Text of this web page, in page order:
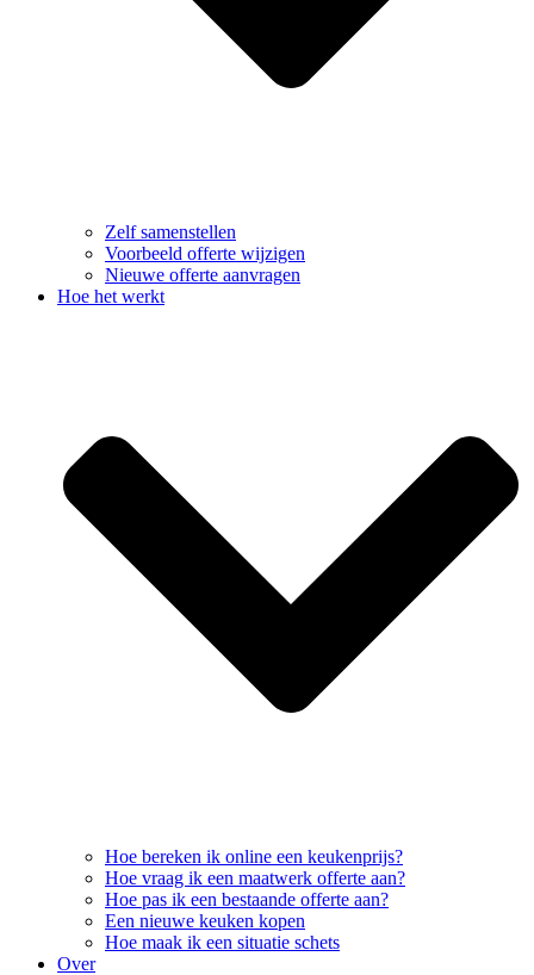
Zelf samenstellen
Voorbeeld offerte wijzigen
Nieuwe offerte aanvragen
Hoe het werkt
Hoe bereken ik online een keukenprijs?
Hoe vraag ik een maatwerk offerte aan?
Hoe pas ik een bestaande offerte aan?
Een nieuwe keuken kopen
Hoe maak ik een situatie schets
Over